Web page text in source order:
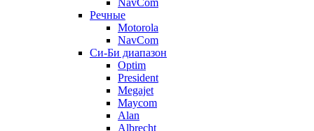
Речные
Motorola
NavCom
Си-Би диапазон
Optim
President
Megajet
Maycom
Alan
Albrecht